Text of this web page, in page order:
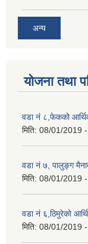
अन्य
योजना तथा
वडा नं ८,फेकको
मिति: 08/01/2019
वडा नं ७, पालुङ्ग
मिति: 08/01/2019
वडा नं ६,ठिमुरेको
मिति: 08/01/2019